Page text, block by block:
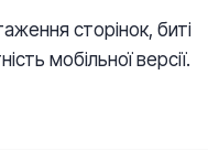
сторінок, биті
мобільної версії.